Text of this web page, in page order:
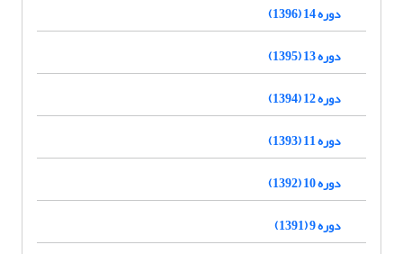
دوره 14 (1396)
دوره 13 (1395)
دوره 12 (1394)
دوره 11 (1393)
دوره 10 (1392)
دوره 9 (1391)